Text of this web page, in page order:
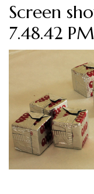
Screen
7.48.42 PM